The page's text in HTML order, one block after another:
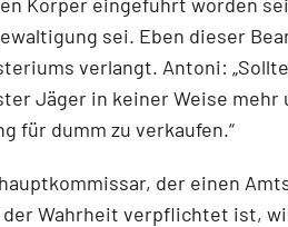
sei. Eben dieser
verlangt. Antoni:
Jäger in keiner Weise mehr
für dumm zu verkaufen.“
der einen
Wahrheit verpflichtet ist,